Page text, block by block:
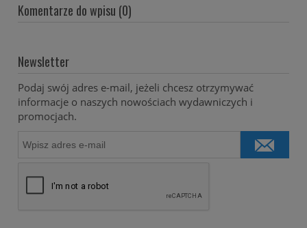
Komentarze do wpisu (0)
Newsletter
Podaj swój adres e-mail, jeżeli chcesz otrzymywać
informacje o naszych nowościach wydawniczych i
promocjach.